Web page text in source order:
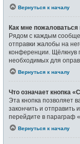
Вернуться к началу
Как мне
Рядом с каждым
отправки жалобы на
конференции. Щёлкнув
необходимых для
Вернуться к началу
Что означает кнопка
Эта кнопка позволяет
закончить и отправить
перейдите в параграф
Вернуться к началу